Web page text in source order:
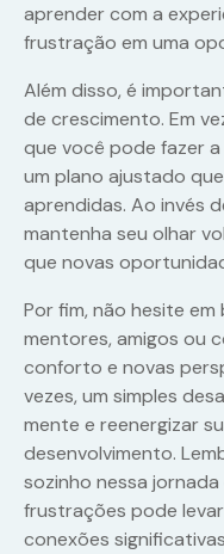
aprender com a
frustração em uma
Além disso, é
de crescimento. Em
que você pode fazer
um plano ajustado
aprendidas. Ao invés
mantenha seu olhar
que novas
Por fim, não hesite
mentores, amigos ou
conforto e novas
vezes, um simples
mente e reenergizar
desenvolvimento.
sozinho nessa
frustrações pode
conexões